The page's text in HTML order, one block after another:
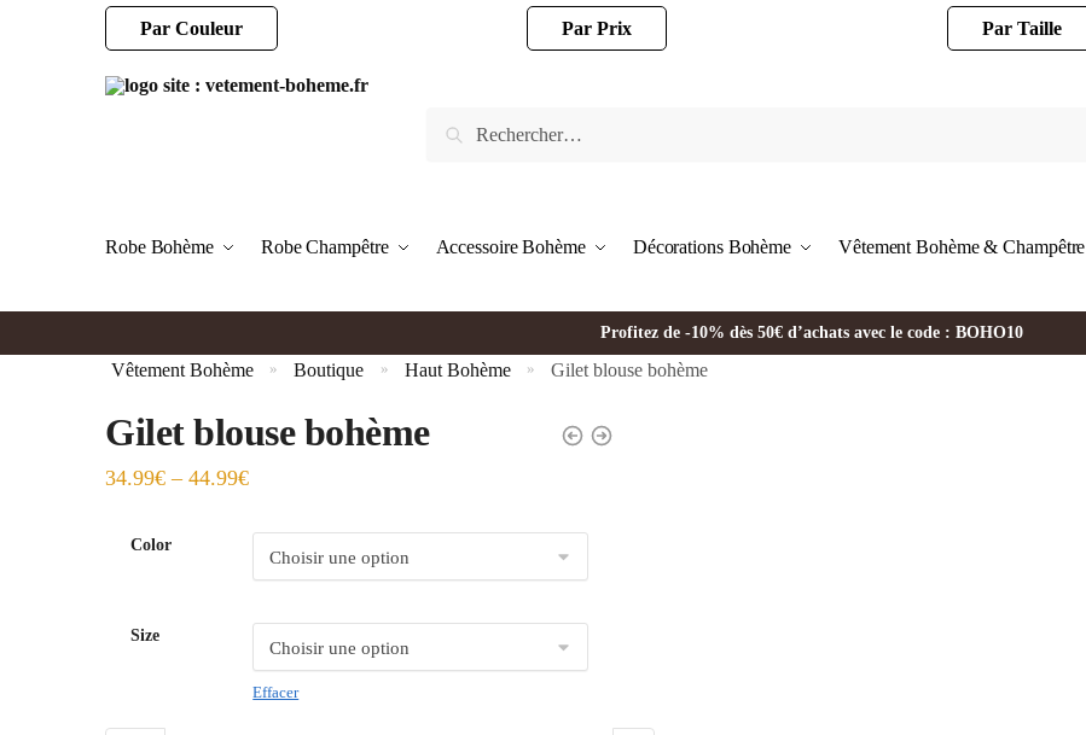
Par Couleur Par Prix Par Taille
Robe Bohème Robe Champêtre Accessoire Bohème Décorations Bohème Vêtement Bohème & Champêtre
Profitez de -10% dès 50€ d’achats avec le code : BOHO10
Vêtement Bohème » Boutique » Haut Bohème » Gilet blouse bohème
Gilet blouse bohème
34.99€ –44.99€
Color
Size
Effacer